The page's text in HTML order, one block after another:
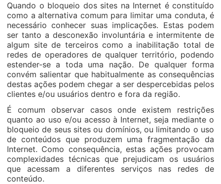
Quando o bloqueio dos sites na Internet é constituído
como a alternativa comum para limitar uma conduta, é
necessário conhecer suas implicações. Estas podem
ser tanto a desconexão involuntária e intermitente de
algum site de terceiros como a inabilitação total de
redes de operadores de qualquer território, podendo
estender-se a toda uma nação. De qualquer forma
convém salientar que habitualmente as consequências
destas ações podem chegar a ser despercebidas pelos
clientes e/ou usuários dentro e fora da região.
É comum observar casos onde existem restrições
quanto ao uso e/ou acesso à Internet, seja mediante o
bloqueio de seus sites ou domínios, ou limitando o uso
de conteúdos que produzem uma fragmentação da
Internet. Como consequência, estas ações provocam
complexidades técnicas que prejudicam os usuários
que acessam a diferentes serviços nas redes de
conteúdo.